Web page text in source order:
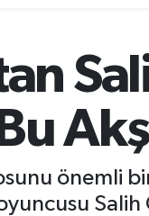
önemli